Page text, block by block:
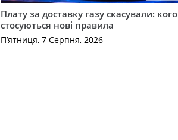
Плату за доставку газу скасували: кого
стосуються нові правила
П’ятниця, 7 Серпня, 2026